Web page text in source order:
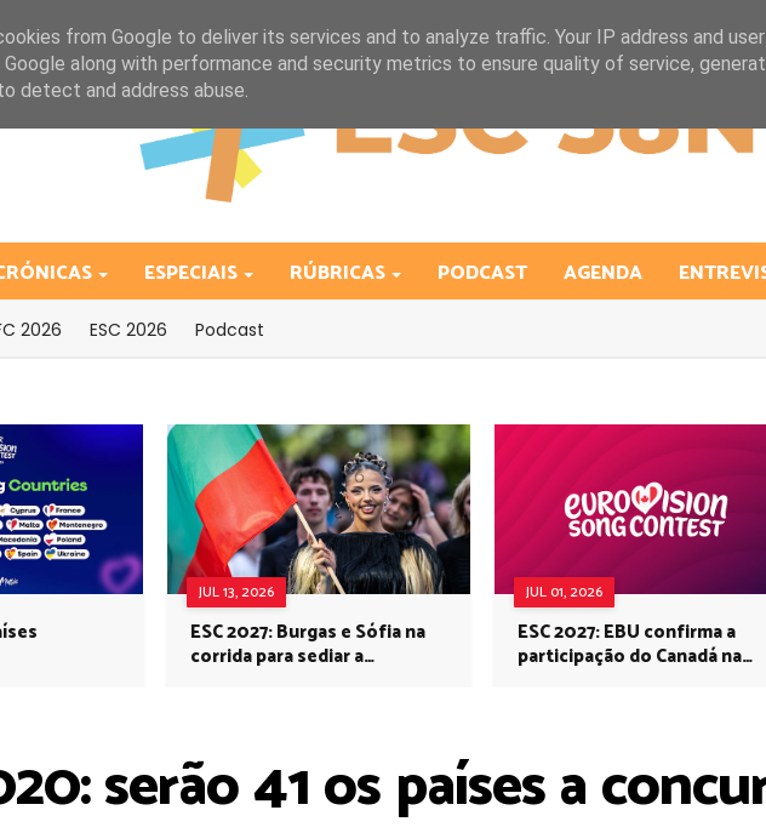
ESPECIAIS RÚBRICAS PODCAST AGENDA
2026 ESC 2026 Podcast
JUL 13, 2026
ESC 2027: Burgas e Sófia na
corrida para sediar a
JUL 01, 2026
ESC 2027: EBU confirma a
participação do Canadá na
serão 41 os países a
from Google to deliver its services and to analyze traffic. Your IP address and
Google along with performance and security metrics to ensure quality of service,
detect and address abuse.